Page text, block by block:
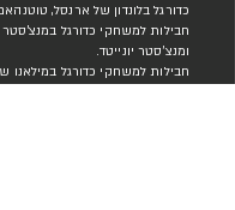
כדורגל בלונדון של ארנסל,
חבילות למשחקי כדורגל
ומנצ'סטר יונייטד.
חבילות למשחקי כדורגל במילאנו